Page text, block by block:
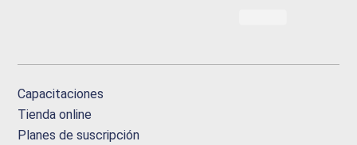
Capacitaciones
Tienda online
Planes de suscripción